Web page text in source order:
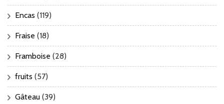
Encas (119)
Fraise (18)
Framboise (28)
fruits (57)
Gâteau (39)